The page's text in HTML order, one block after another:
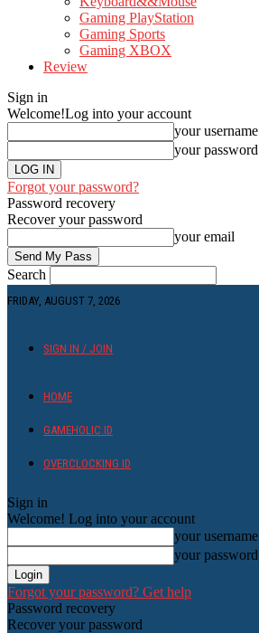
Gaming PlayStation
Gaming Sports
Gaming XBOX
Review
Sign in
Welcome!Log into your account
your username
your password
Forgot your password?
Password recovery
Recover your password
your email
Search
FRIDAY, AUGUST 7, 2026
SIGN IN / JOIN
HOME
GAMEHOLIC.ID
OVERCLOCKING ID
Sign in
Welcome! Log into your account
your username
your password
Forgot your password? Get help
Password recovery
Recover your password